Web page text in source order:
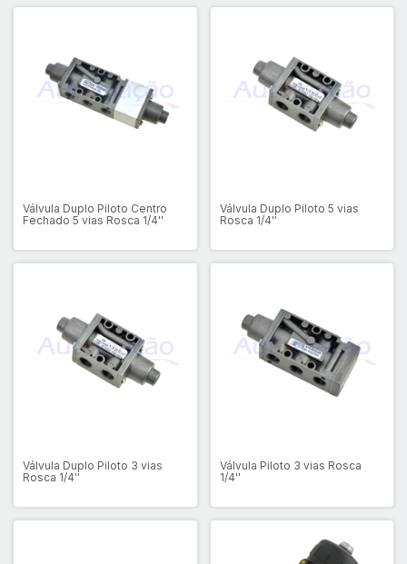
Válvula Duplo Piloto Centro
Fechado 5 vias Rosca 1/4''
Válvula Duplo Piloto 5 vias
Rosca 1/4''
Válvula Duplo Piloto 3 vias
Rosca 1/4''
Válvula Piloto 3 vias Rosca
1/4''